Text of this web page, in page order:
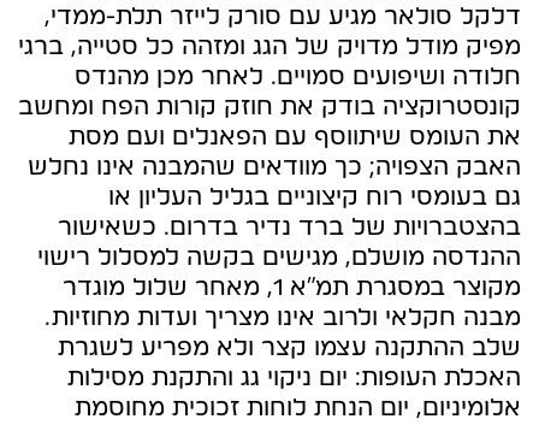
דלקל סולאר מגיע עם סורק לייזר תלת-ממדי,
מפיק מודל מדויק של הגג ומזהה כל סטייה, ברגי
חלודה ושיפועים סמויים. לאחר מכן מהנדס
קונסטרוקציה בודק את חוזק קורות הפח ומחשב
את העומס שיתווסף עם הפאנלים ועם מסת
האבק הצפויה; כך מוודאים שהמבנה אינו נחלש
גם בעומסי רוח קיצוניים בגליל העליון או
בהצטברויות של ברד נדיר בדרום. כשאישור
ההנדסה מושלם, מגישים בקשה למסלול רישוי
מקוצר במסגרת תמ״א 1, מאחר שלול מוגדר
מבנה חקלאי ולרוב אינו מצריך ועדות מחוזיות.
שלב ההתקנה עצמו קצר ולא מפריע לשגרת
האכלת העופות: יום ניקוי גג והתקנת מסילות
אלומיניום, יום הנחת לוחות זכוכית מחוסמת